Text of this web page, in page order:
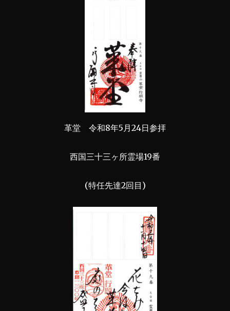
革堂 令和8年5月24日参拝
西国三十三ヶ所霊場19番
(特任先達2回目)